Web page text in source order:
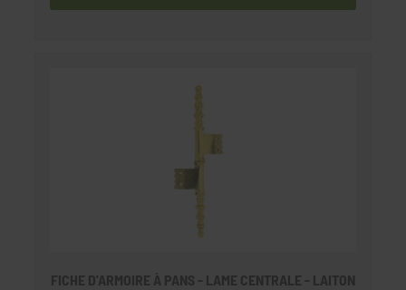
FICHE D'ARMOIRE À PANS - LAME CENTRALE - LAITON